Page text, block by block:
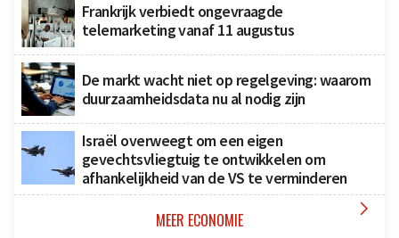
Frankrijk verbiedt ongevraagde
telemarketing vanaf 11 augustus
De markt wacht niet op regelgeving: waarom
duurzaamheidsdata nu al nodig zijn
Israël overweegt om een eigen
gevechtsvliegtuig te ontwikkelen om
afhankelijkheid van de VS te verminderen
MEER ECONOMIE 